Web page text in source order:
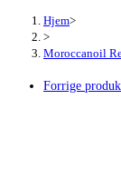
Hjem>
>
Moroccanoil
Forrige